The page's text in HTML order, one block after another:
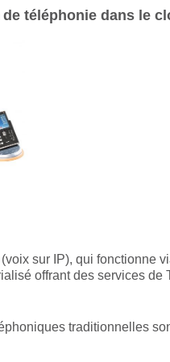
téléphonie dans le
(voix sur IP), qui fonctionne
offrant des services de
traditionnelles